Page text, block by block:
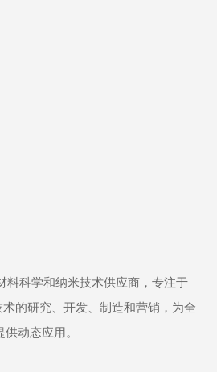
料科学和纳米技术供应商，专注于
的研究、开发、制造和营销，为全
动态应用。